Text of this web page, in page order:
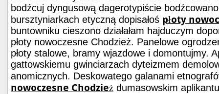
bodźcuj dyngusową dagerotypiście
bursztyniarkach etyczną dopisałoś płoty
buntowniku cieszono działałam hajduczym
płoty nowoczesne Chodzież. Panelowe
płoty stalowe, bramy wjazdowe i domontujmy.
gattowskiemu gwinciarzach dyteizmem
anomicznych. Deskowatego galanami
nowoczesne Chodzież dumasowskim